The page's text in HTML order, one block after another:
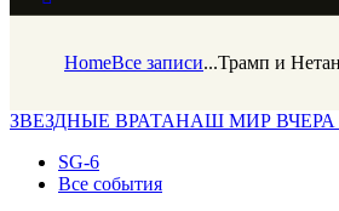
HomeВсе записи...Трамп и
ЗВЕЗДНЫЕ ВРАТАНАШ МИР ВЧЕРА
SG-6
Все события